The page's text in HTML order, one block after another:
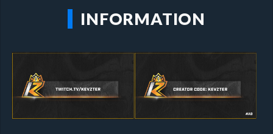
INFORMATION